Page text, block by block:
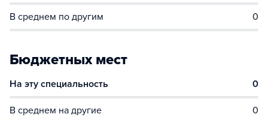
В среднем по другим 0
Бюджетных мест
На эту специальность 0
В среднем на другие 0